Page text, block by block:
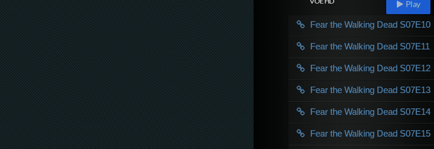
Play
Fear the Walking Dead S07E10
Fear the Walking Dead S07E11
Fear the Walking Dead S07E12
Fear the Walking Dead S07E13
Fear the Walking Dead S07E14
Fear the Walking Dead S07E15